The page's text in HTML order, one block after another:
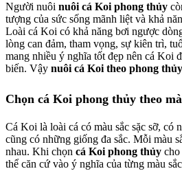
Người nuôi nuôi cá Koi phong thủy
tượng của sức sống mãnh liệt và khả
Loài cá Koi có khả năng bơi ngược
lòng can đảm, tham vọng, sự kiên trì,
mang nhiều ý nghĩa tốt đẹp nên cá Koi
biến. Vậy nuôi cá Koi theo phong thủy
Chọn cá Koi phong thủy theo
Cá Koi là loài cá có màu sắc sặc sỡ, có
cũng có những giống đa sắc. Mỗi màu
nhau. Khi chọn cá Koi phong thủy
thể căn cứ vào ý nghĩa của từng màu